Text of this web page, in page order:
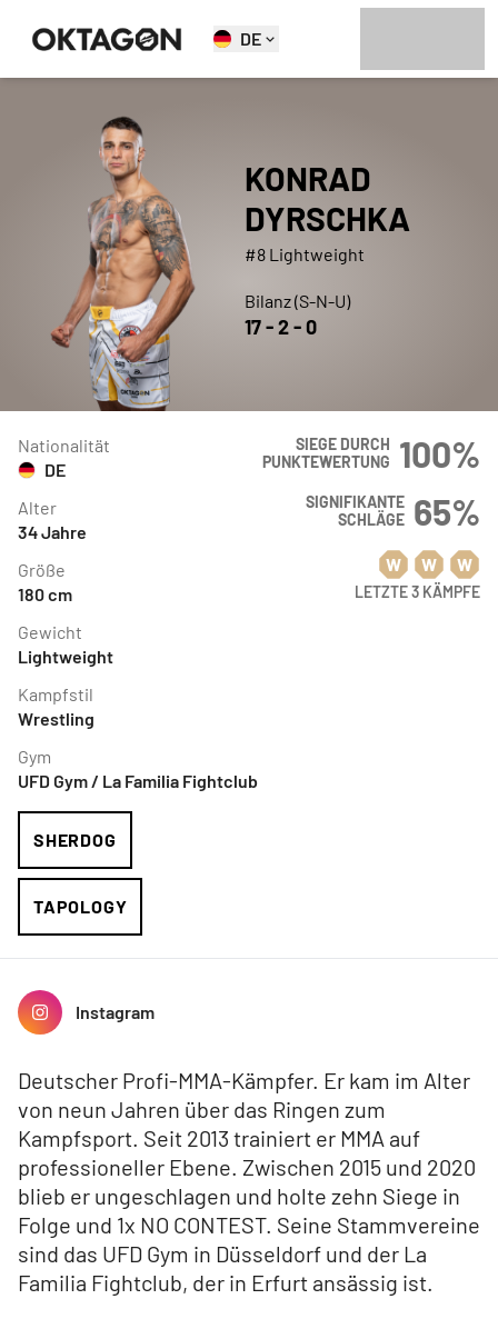
DE
KONRAD
DYRSCHKA
#8 Lightweight
Bilanz (S-N-U)
17-2-0
Nationalität
DE
Alter
34Jahre
Größe
180cm
Gewicht
Lightweight
Kampfstil
Wrestling
Gym
UFD Gym / La Familia Fightclub
SHERDOG
TAPOLOGY
SIEGE DURCH
PUNKTEWERTUNG 100%
SIGNIFIKANTE
SCHLÄGE 65%
W W W
LETZTE 3 KÄMPFE
Instagram
Deutscher Profi-MMA-Kämpfer. Er kam im Alter
von neun Jahren über das Ringen zum
Kampfsport. Seit 2013 trainiert er MMA auf
professioneller Ebene. Zwischen 2015 und 2020
blieb er ungeschlagen und holte zehn Siege in
Folge und 1x NO CONTEST. Seine Stammvereine
sind das UFD Gym in Düsseldorf und der La
Familia Fightclub, der in Erfurt ansässig ist.